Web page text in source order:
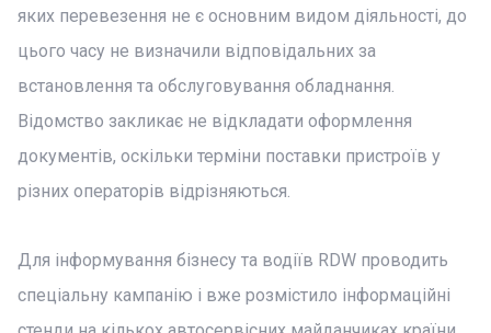
яких перевезення не є основним видом діяльності, до
цього часу не визначили відповідальних за
встановлення та обслуговування обладнання.
Відомство закликає не відкладати оформлення
документів, оскільки терміни поставки пристроїв у
різних операторів відрізняються.
Для інформування бізнесу та водіїв RDW проводить
спеціальну кампанію і вже розмістило інформаційні